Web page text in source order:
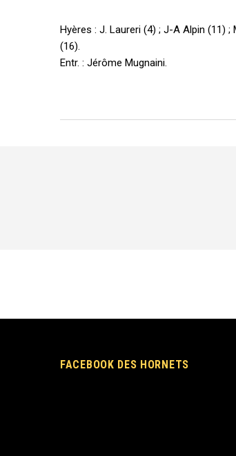
Hyères : J. Laureri (4) ; J-A Alpin (11) ;
(16).
Entr. : Jérôme Mugnaini.
FACEBOOK DES HORNETS